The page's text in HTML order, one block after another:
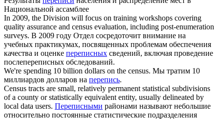
Национальной ассамблее
In 2009, the Division will focus on training workshops covering
quality assurance and census evaluation, including post-enumeration
surveys. В 2009 году Отдел сосредоточит внимание на
учебных практикумах, посвященных проблемам обеспечения
качества и оценке переписных сведений, включая проведение
послепереписных обследований.
We're spending 10 billion dollars on the census. Мы тратим 10
миллиардов долларов на перепись.
Census tracts are small, relatively permanent statistical subdivisions
of a county or statistically equivalent entity, usually delineated by
local data users. Переписными районами называют небольшие
относительно постоянные статистические подразделения